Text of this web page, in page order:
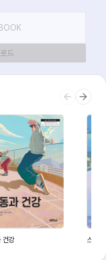
드
건강 스포